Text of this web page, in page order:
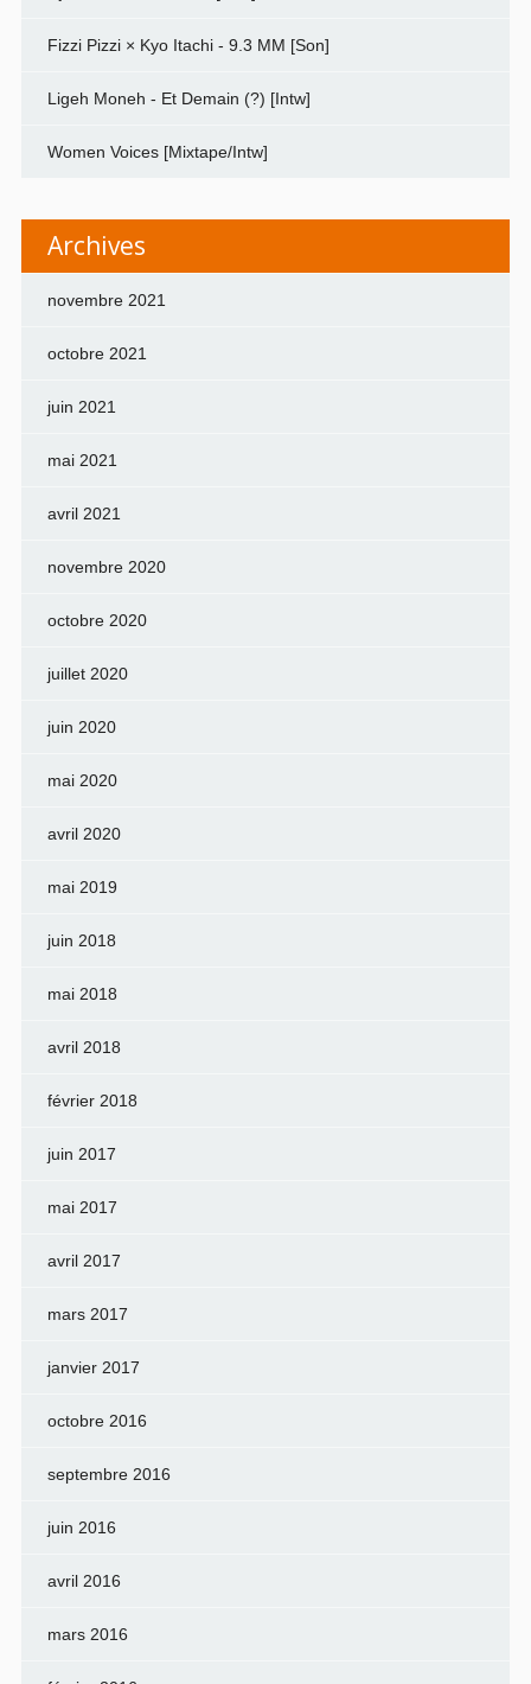
Fizzi Pizzi × Kyo Itachi - 9.3 MM [Son]
Ligeh Moneh - Et Demain (?) [Intw]
Women Voices [Mixtape/Intw]
Archives
novembre 2021
octobre 2021
juin 2021
mai 2021
avril 2021
novembre 2020
octobre 2020
juillet 2020
juin 2020
mai 2020
avril 2020
mai 2019
juin 2018
mai 2018
avril 2018
février 2018
juin 2017
mai 2017
avril 2017
mars 2017
janvier 2017
octobre 2016
septembre 2016
juin 2016
avril 2016
mars 2016